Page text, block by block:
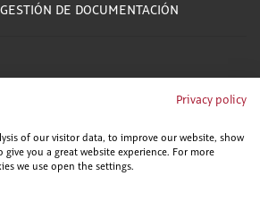
DE DOCUMENTACIÓN
por asesores especializados L-V 8:00 - 15:00
Privacy policy
of our visitor data, to improve our website, show
you a great website experience. For more
we use open the settings.